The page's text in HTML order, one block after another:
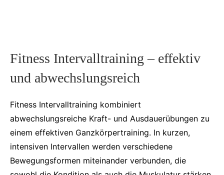
Fitness Intervalltraining – effektiv
und abwechslungsreich
Fitness Intervalltraining kombiniert
abwechslungsreiche Kraft- und Ausdauerübungen zu
einem effektiven Ganzkörpertraining. In kurzen,
intensiven Intervallen werden verschiedene
Bewegungsformen miteinander verbunden, die